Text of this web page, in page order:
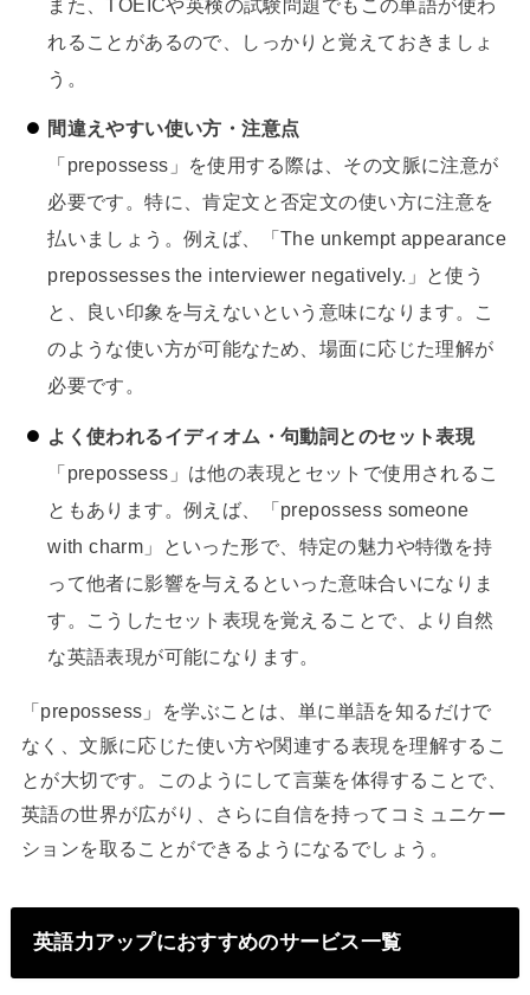
また、TOEICや英検の試験問題でもこの単語が使わ
れることがあるので、しっかりと覚えておきましょ
う。
間違えやすい使い方・注意点
「prepossess」を使用する際は、その文脈に注意が
必要です。特に、肯定文と否定文の使い方に注意を
払いましょう。例えば、「The unkempt appearance
prepossesses the interviewer negatively.」と使う
と、良い印象を与えないという意味になります。こ
のような使い方が可能なため、場面に応じた理解が
必要です。
よく使われるイディオム・句動詞とのセット表現
「prepossess」は他の表現とセットで使用されるこ
ともあります。例えば、「prepossess someone
with charm」といった形で、特定の魅力や特徴を持
って他者に影響を与えるといった意味合いになりま
す。こうしたセット表現を覚えることで、より自然
な英語表現が可能になります。
「prepossess」を学ぶことは、単に単語を知るだけで
なく、文脈に応じた使い方や関連する表現を理解するこ
とが大切です。このようにして言葉を体得することで、
英語の世界が広がり、さらに自信を持ってコミュニケー
ションを取ることができるようになるでしょう。
英語力アップにおすすめのサービス一覧